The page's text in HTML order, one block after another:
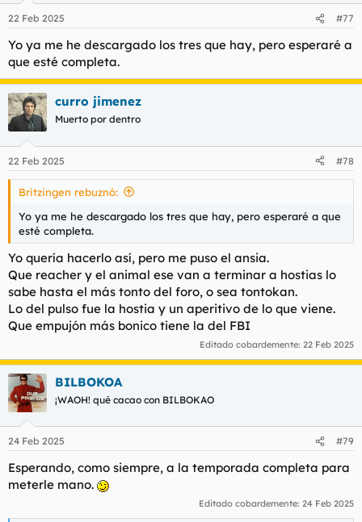
e
:
22 Feb 2025 #77
Yo ya me he descargado los tres que hay, pero esperaré a
que esté completa.
curro jimenez
Muerto por dentro
22 Feb 2025 #78
Britzingen rebuznó:
Yo ya me he descargado los tres que hay, pero esperaré a que
esté completa.
Yo quería hacerlo así, pero me puso el ansia.
Que reacher y el animal ese van a terminar a hostias lo
sabe hasta el más tonto del foro, o sea tontokan.
Lo del pulso fue la hostia y un aperitivo de lo que viene.
Que empujón más bonico tiene la del FBI
Editado cobardemente: 22 Feb 2025
BILBOKOA
¡WAOH! qué cacao con BILBOKAO
24 Feb 2025 #79
Esperando, como siempre, a la temporada completa para
meterle mano.
Editado cobardemente: 24 Feb 2025